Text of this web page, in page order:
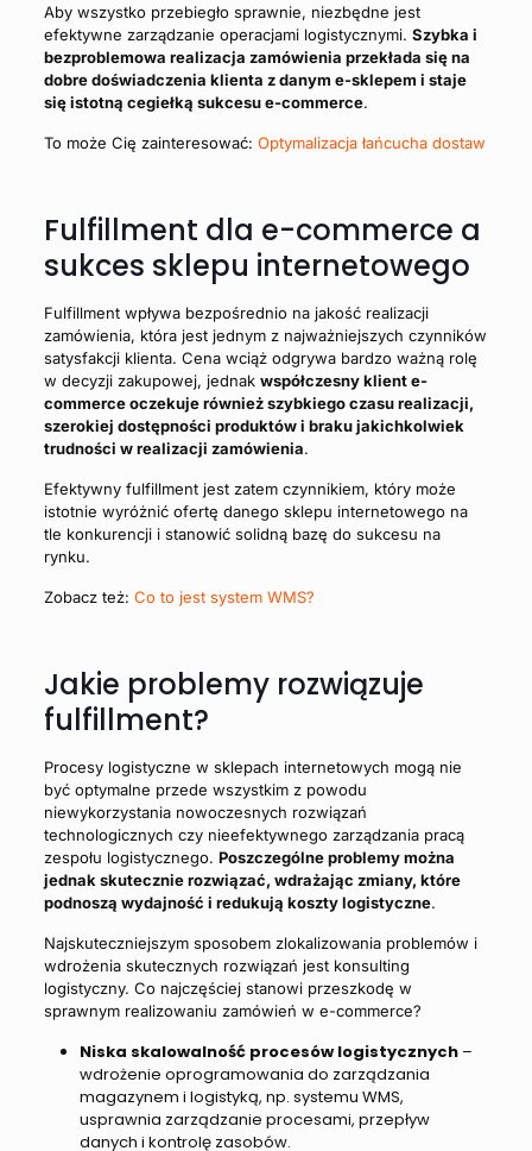
Aby wszystko przebiegło sprawnie, niezbędne jest
efektywne zarządzanie operacjami logistycznymi. Szybka i
bezproblemowa realizacja zamówienia przekłada się na
dobre doświadczenia klienta z danym e-sklepem i staje
się istotną cegiełką sukcesu e-commerce.
To może Cię zainteresować: Optymalizacja łańcucha dostaw
Fulfillment dla e-commerce a
sukces sklepu internetowego
Fulfillment wpływa bezpośrednio na jakość realizacji
zamówienia, która jest jednym z najważniejszych czynników
satysfakcji klienta. Cena wciąż odgrywa bardzo ważną rolę
w decyzji zakupowej, jednak współczesny klient e-
commerce oczekuje również szybkiego czasu realizacji,
szerokiej dostępności produktów i braku jakichkolwiek
trudności w realizacji zamówienia.
Efektywny fulfillment jest zatem czynnikiem, który może
istotnie wyróżnić ofertę danego sklepu internetowego na
tle konkurencji i stanowić solidną bazę do sukcesu na
rynku.
Zobacz też: Co to jest system WMS?
Jakie problemy rozwiązuje
fulfillment?
Procesy logistyczne w sklepach internetowych mogą nie
być optymalne przede wszystkim z powodu
niewykorzystania nowoczesnych rozwiązań
technologicznych czy nieefektywnego zarządzania pracą
zespołu logistycznego. Poszczególne problemy można
jednak skutecznie rozwiązać, wdrażając zmiany, które
podnoszą wydajność i redukują koszty logistyczne.
Najskuteczniejszym sposobem zlokalizowania problemów i
wdrożenia skutecznych rozwiązań jest konsulting
logistyczny. Co najczęściej stanowi przeszkodę w
sprawnym realizowaniu zamówień w e-commerce?
Niska skalowalność procesów logistycznych–
wdrożenie oprogramowania do zarządzania
magazynem i logistyką, np. systemu WMS,
usprawnia zarządzanie procesami, przepływ
danych i kontrolę zasobów.